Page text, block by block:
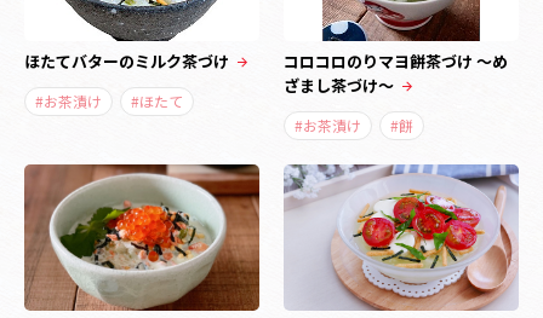
ほたてバターのミルク茶づけ
#お茶漬け #ほたて
コロコロのりマヨ餅茶づけ ～め
ざまし茶づけ～
#お茶漬け #餅